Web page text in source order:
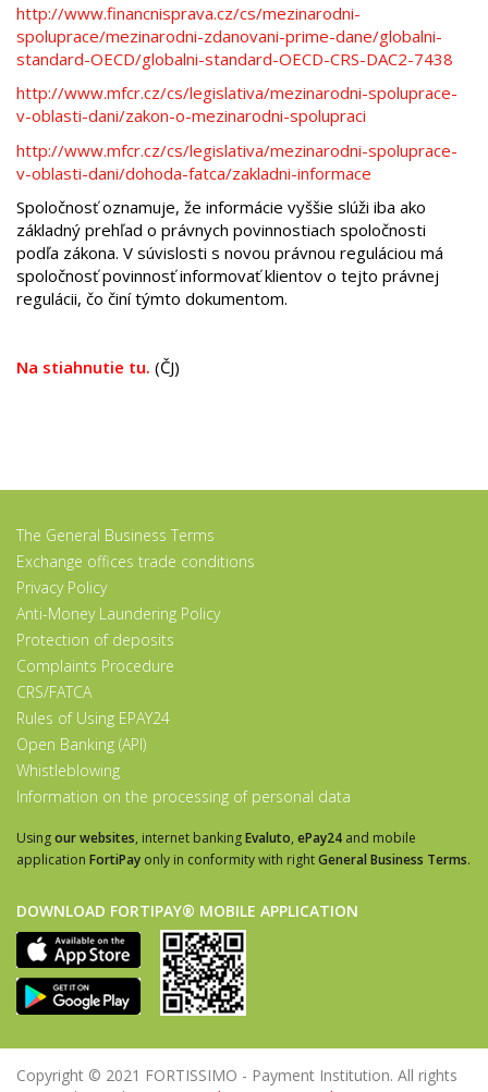
http://www.financnisprava.cz/cs/mezinarodni-
spoluprace/mezinarodni-zdanovani-prime-dane/globalni-
standard-OECD/globalni-standard-OECD-CRS-DAC2-7438
http://www.mfcr.cz/cs/legislativa/mezinarodni-spoluprace-
v-oblasti-dani/zakon-o-mezinarodni-spolupraci
http://www.mfcr.cz/cs/legislativa/mezinarodni-spoluprace-
v-oblasti-dani/dohoda-fatca/zakladni-informace
Spoločnosť oznamuje, že informácie vyššie slúži iba ako
základný prehľad o právnych povinnostiach spoločnosti
podľa zákona. V súvislosti s novou právnou reguláciou má
spoločnosť povinnosť informovať klientov o tejto právnej
regulácii, čo činí týmto dokumentom.
Na stiahnutie tu. (ČJ)
The General Business Terms
Exchange offices trade conditions
Privacy Policy
Anti-Money Laundering Policy
Protection of deposits
Complaints Procedure
CRS/FATCA
Rules of Using EPAY24
Open Banking (API)
Whistleblowing
Information on the processing of personal data
Usingour websites, internet bankingEvaluto, ePay24 and mobile
application FortiPay only in conformity with rightGeneral Business Terms.
DOWNLOAD FORTIPAY® MOBILE APPLICATION
Copyright © 2021 FORTISSIMO - Payment Institution. All rights